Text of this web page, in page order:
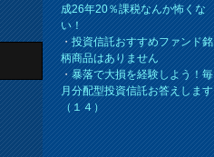
成26年20％課税なんか怖くな
い！
・投資信託おすすめファンド銘
柄商品はありません
・暴落で大損を経験しよう！毎
月分配型投資信託お答えします
（１４）